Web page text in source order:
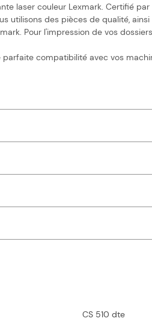
laser couleur Lexmark. Certifié par
utilisons des pièces de qualité,
Pour l'impression de vos
parfaite compatibilité avec vos
CS 510 dte